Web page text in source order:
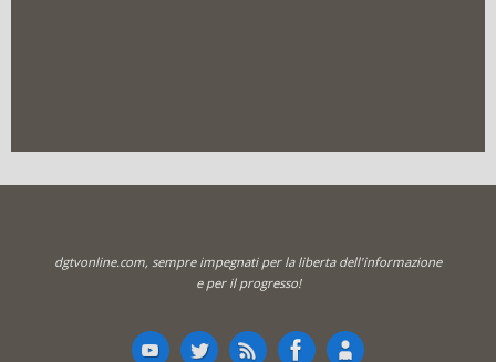
dgtvonline.com, sempre impegnati per la liberta dell'informazione
e per il progresso!